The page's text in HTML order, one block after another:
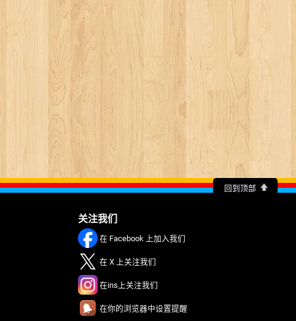
回到顶部
关注我们
在 Facebook 上加入我们
在 X 上关注我们
在ins上关注我们
在你的浏览器中设置提醒